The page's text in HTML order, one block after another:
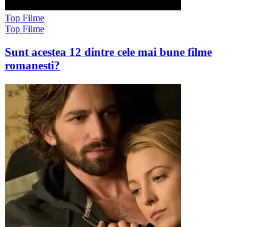
Top Filme
Top Filme
Sunt acestea 12 dintre cele mai bune filme
romanesti?